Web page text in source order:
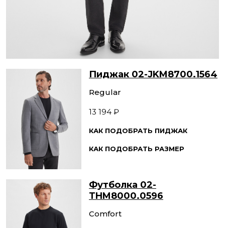
Пиджак 02-JKM8700.1564
Regular
13 194 ₽
КАК ПОДОБРАТЬ ПИДЖАК
КАК ПОДОБРАТЬ РАЗМЕР
Футболка 02-
THM8000.0596
Comfort